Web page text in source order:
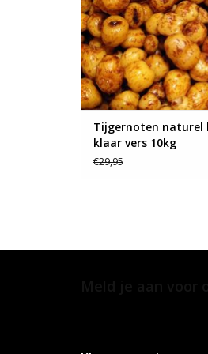
Tijgernoten naturel
klaar vers 10kg
€29,95